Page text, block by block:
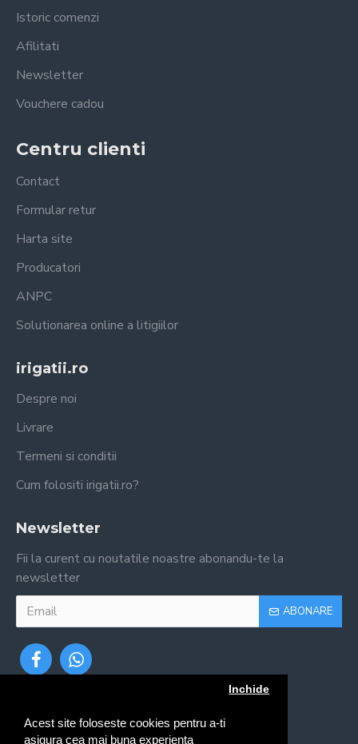
Acest site foloseste cookies pentru a-ti
asigura cea mai buna experienta
Inchide
Istoric comenzi
Afilitati
Newsletter
Vouchere cadou
Centru clienti
Contact
Formular retur
Harta site
Producatori
ANPC
Solutionarea online a litigiilor
irigatii.ro
Despre noi
Livrare
Termeni si conditii
Cum folositi irigatii.ro?
Newsletter
Fii la curent cu noutatile noastre abonandu-te la
newsletter
ABONARE